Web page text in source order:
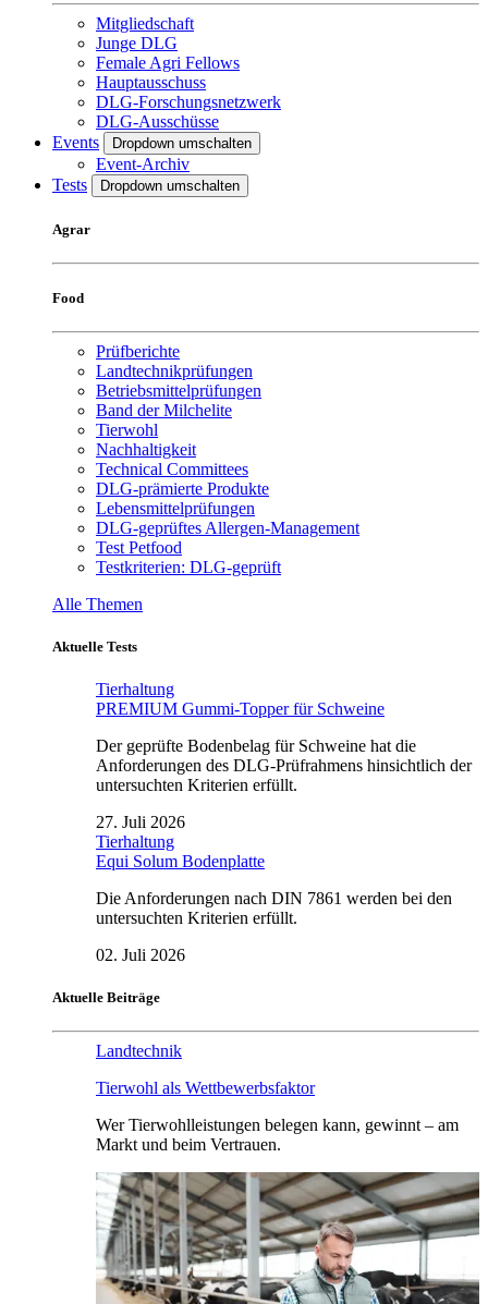
Mitgliedschaft
Junge DLG
Female Agri Fellows
Hauptausschuss
DLG-Forschungsnetzwerk
DLG-Ausschüsse
Events
Dropdown umschalten
Event-Archiv
Tests
Dropdown umschalten
Agrar
Food
Prüfberichte
Landtechnikprüfungen
Betriebsmittelprüfungen
Band der Milchelite
Tierwohl
Nachhaltigkeit
Technical Committees
DLG-prämierte Produkte
Lebensmittelprüfungen
DLG-geprüftes Allergen-Management
Test Petfood
Testkriterien: DLG-geprüft
Alle Themen
Aktuelle Tests
Tierhaltung
PREMIUM Gummi-Topper für Schweine
Der geprüfte Bodenbelag für Schweine hat die
Anforderungen des DLG-Prüfrahmens hinsichtlich der
untersuchten Kriterien erfüllt.
27. Juli 2026
Tierhaltung
Equi Solum Bodenplatte
Die Anforderungen nach DIN 7861 werden bei den
untersuchten Kriterien erfüllt.
02. Juli 2026
Aktuelle Beiträge
Landtechnik
Tierwohl als Wettbewerbsfaktor
Wer Tierwohlleistungen belegen kann, gewinnt – am
Markt und beim Vertrauen.